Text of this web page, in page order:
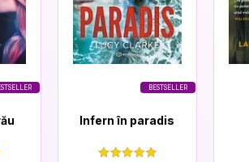
BESTSELLER
Infern în paradis